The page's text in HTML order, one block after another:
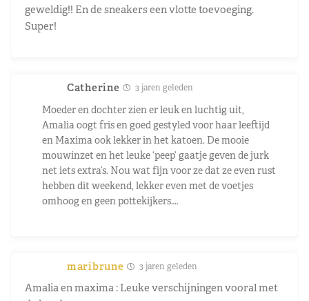
geweldig!! En de sneakers een vlotte toevoeging.
Super!
Catherine 3 jaren geleden
Moeder en dochter zien er leuk en luchtig uit,
Amalia oogt fris en goed gestyled voor haar leeftijd
en Maxima ook lekker in het katoen. De mooie
mouwinzet en het leuke ‘peep’ gaatje geven de jurk
net iets extra’s. Nou wat fijn voor ze dat ze even rust
hebben dit weekend, lekker even met de voetjes
omhoog en geen pottekijkers….
maribrune 3 jaren geleden
Amalia en maxima : Leuke verschijningen vooral met